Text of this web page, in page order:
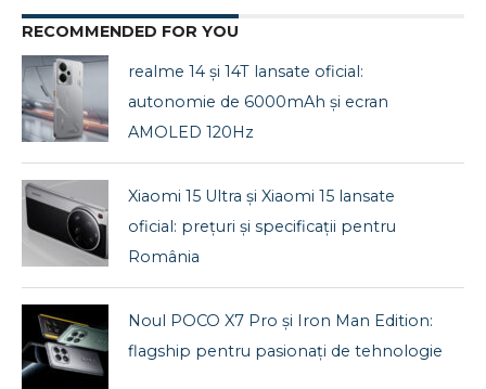
RECOMMENDED FOR YOU
realme 14 și 14T lansate oficial:
autonomie de 6000mAh și ecran
AMOLED 120Hz
Xiaomi 15 Ultra și Xiaomi 15 lansate
oficial: prețuri și specificații pentru
România
Noul POCO X7 Pro și Iron Man Edition:
flagship pentru pasionați de tehnologie